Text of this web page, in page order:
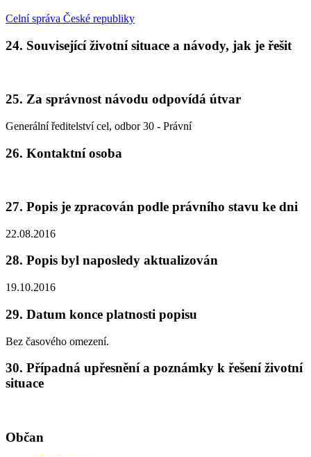
Celní správa České republiky
24. Související životní situace a návody, jak je řešit
25. Za správnost návodu odpovídá útvar
Generální ředitelství cel, odbor 30 - Právní
26. Kontaktní osoba
27. Popis je zpracován podle právního stavu ke dni
22.08.2016
28. Popis byl naposledy aktualizován
19.10.2016
29. Datum konce platnosti popisu
Bez časového omezení.
30. Případná upřesnění a poznámky k řešení životní
situace
Občan